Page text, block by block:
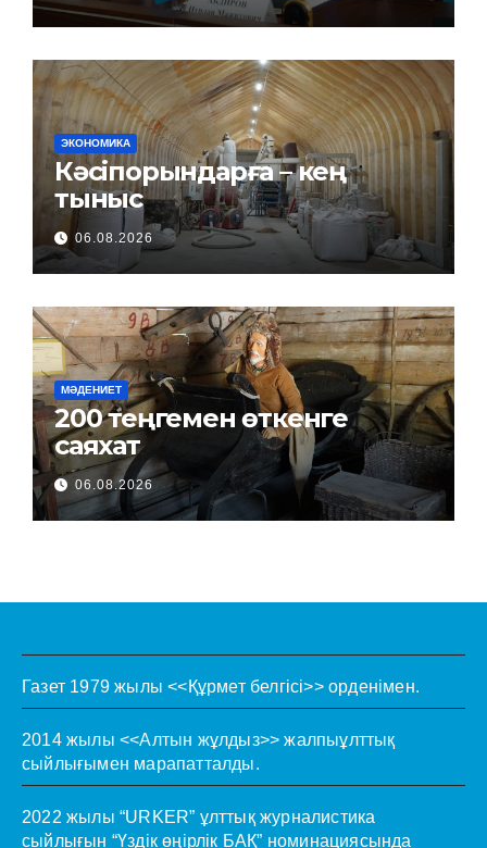
ЭКОНОМИКА
Кәсіпорындарға – кең
тыныс
06.08.2026
МӘДЕНИЕТ
200 теңгемен өткенге
саяхат
06.08.2026
Газет 1979 жылы <<Құрмет белгісі>> орденімен.
2014 жылы <<Алтын жұлдыз>> жалпыұлттық
сыйлығымен марапатталды.
2022 жылы “URKER” ұлттық журналистика
сыйлығын “Үздік өңірлік БАҚ” номинациясында